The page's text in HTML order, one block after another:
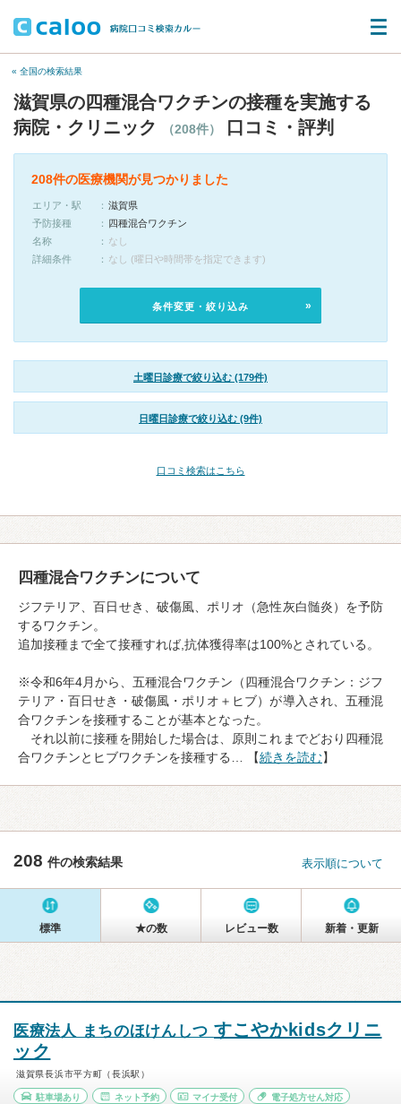
« 全国の検索結果
滋賀県の四種混合ワクチンの接種を実施する
病院・クリニック
（208件） 口コミ・評判
208件の医療機関が見つかりました
エリア・駅
滋賀県
予防接種
四種混合ワクチン
名称
なし
詳細条件
なし (曜日や時間帯を指定できます)
条件変更・絞り込み
土曜日診療で絞り込む (179件)
日曜日診療で絞り込む (9件)
口コミ検索はこちら
四種混合ワクチンについて
ジフテリア、百日せき、破傷風、ポリオ（急性灰白髄炎）を予防
するワクチン。
追加接種まで全て接種すれば,抗体獲得率は100%とされている。
※令和6年4月から、五種混合ワクチン（四種混合ワクチン：ジフ
テリア・百日せき・破傷風・ポリオ＋ヒブ）が導入され、五種混
合ワクチンを接種することが基本となった。
それ以前に接種を開始した場合は、原則これまでどおり四種混
合ワクチンとヒブワクチンを接種する… 【続きを読む】
208 件の検索結果 表示順について
標準 ★の数 レビュー数 新着・更新
医療法人 まちのほけんしつ すこやかkidsクリニ
ック
滋賀県長浜市平方町（長浜駅）
駐車場あり ネット予約 マイナ受付 電子処方せん対応